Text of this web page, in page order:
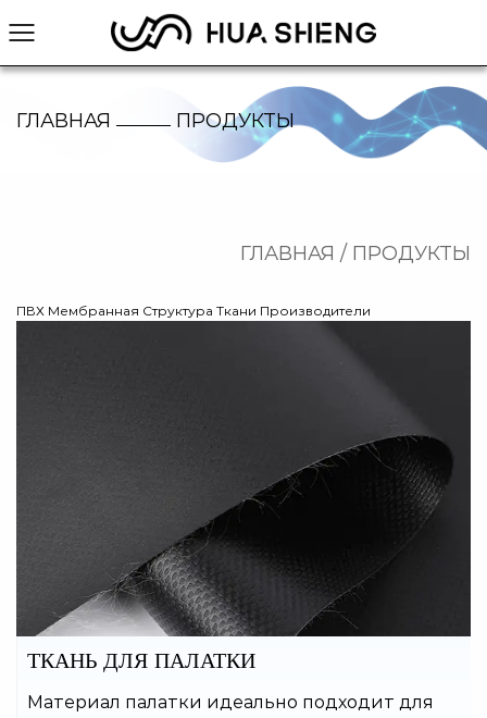
ГЛАВНАЯ ПРОДУКТЫ
ГЛАВНАЯ / ПРОДУКТЫ
ПВХ Мембранная Структура Ткани Производители
ТКАНЬ ДЛЯ ПАЛАТКИ
Материал палатки идеально подходит для